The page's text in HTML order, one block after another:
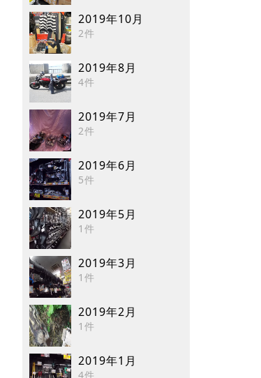
2019年10月
2件
2019年8月
4件
2019年7月
2件
2019年6月
5件
2019年5月
1件
2019年3月
1件
2019年2月
1件
2019年1月
4件